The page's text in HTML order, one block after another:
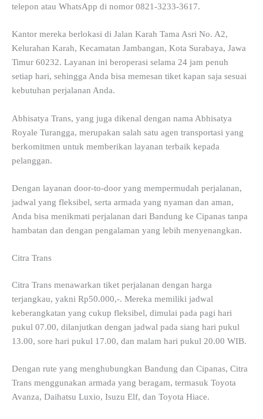
telepon atau WhatsApp di nomor 0821-3233-3617.
Kantor mereka berlokasi di Jalan Karah Tama Asri No. A2,
Kelurahan Karah, Kecamatan Jambangan, Kota Surabaya, Jawa
Timur 60232. Layanan ini beroperasi selama 24 jam penuh
setiap hari, sehingga Anda bisa memesan tiket kapan saja sesuai
kebutuhan perjalanan Anda.
Abhisatya Trans, yang juga dikenal dengan nama Abhisatya
Royale Turangga, merupakan salah satu agen transportasi yang
berkomitmen untuk memberikan layanan terbaik kepada
pelanggan.
Dengan layanan door-to-door yang mempermudah perjalanan,
jadwal yang fleksibel, serta armada yang nyaman dan aman,
Anda bisa menikmati perjalanan dari Bandung ke Cipanas tanpa
hambatan dan dengan pengalaman yang lebih menyenangkan.
Citra Trans
Citra Trans menawarkan tiket perjalanan dengan harga
terjangkau, yakni Rp50.000,-. Mereka memiliki jadwal
keberangkatan yang cukup fleksibel, dimulai pada pagi hari
pukul 07.00, dilanjutkan dengan jadwal pada siang hari pukul
13.00, sore hari pukul 17.00, dan malam hari pukul 20.00 WIB.
Dengan rute yang menghubungkan Bandung dan Cipanas, Citra
Trans menggunakan armada yang beragam, termasuk Toyota
Avanza, Daihatsu Luxio, Isuzu Elf, dan Toyota Hiace.